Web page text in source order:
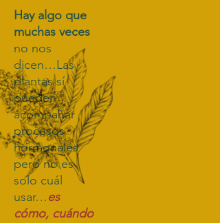
Hay algo que
muchas veces
no nos
dicen…Las
plantas sí
pueden
acompañar
procesos
hormonales
pero no es
solo cuál
usar…es
cómo, cuándo